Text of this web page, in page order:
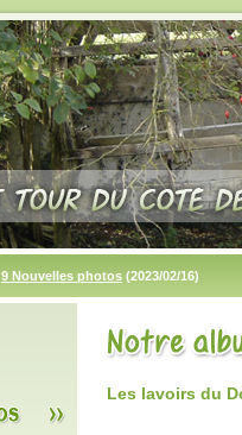
9 Nouvelles photos (2023/02/16)
Les lavoirs du